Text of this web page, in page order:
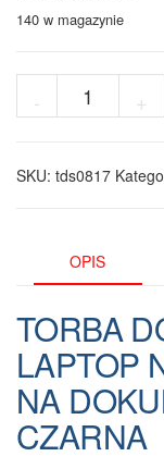
140 w magazynie
-
Torba
The
15.6"
-
Czarna
+
SKU: tds0817
OPIS
TORBA
LAPTOP
NA
CZARNA